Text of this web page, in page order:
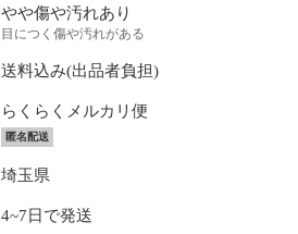
やや傷や汚れあり
目につく傷や汚れがある
送料込み(出品者負担)
らくらくメルカリ便
匿名配送
埼玉県
4~7日で発送